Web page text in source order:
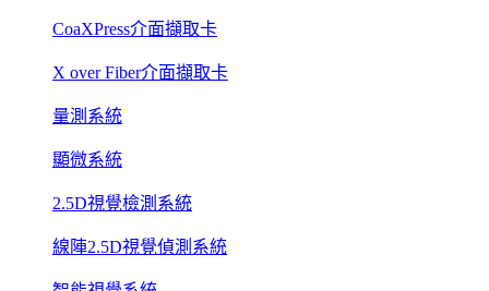
CoaXPress介面擷取卡
X over Fiber介面擷取卡
量測系統
顯微系統
2.5D視覺檢測系統
線陣2.5D視覺偵測系統